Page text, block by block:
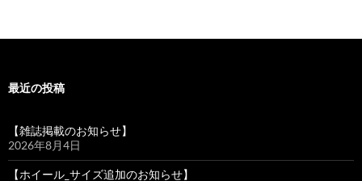
最近の投稿
【雑誌掲載のお知らせ】
2026年8月4日
【ホイール_サイズ追加のお知らせ】